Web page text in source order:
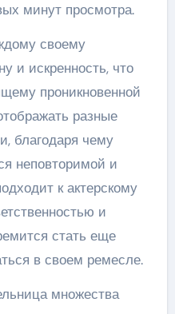
минут просмотра.
своему
и искренность, что
проникновенной
разные
благодаря чему
неповторимой и
к актерскому
и
стать еще
в своем ремесле.
множества